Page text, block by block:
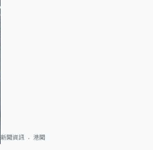
新聞資訊 港聞